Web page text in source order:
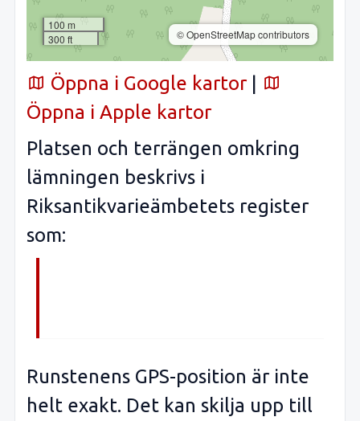
100 m
300 ft
© OpenStreetMap contributors
Öppna i Google kartor |
Öppna i Apple kartor
Platsen och terrängen omkring
lämningen beskrivs i
Riksantikvarieämbetets register
som:
Runstenens GPS-position är inte
helt exakt. Det kan skilja upp till